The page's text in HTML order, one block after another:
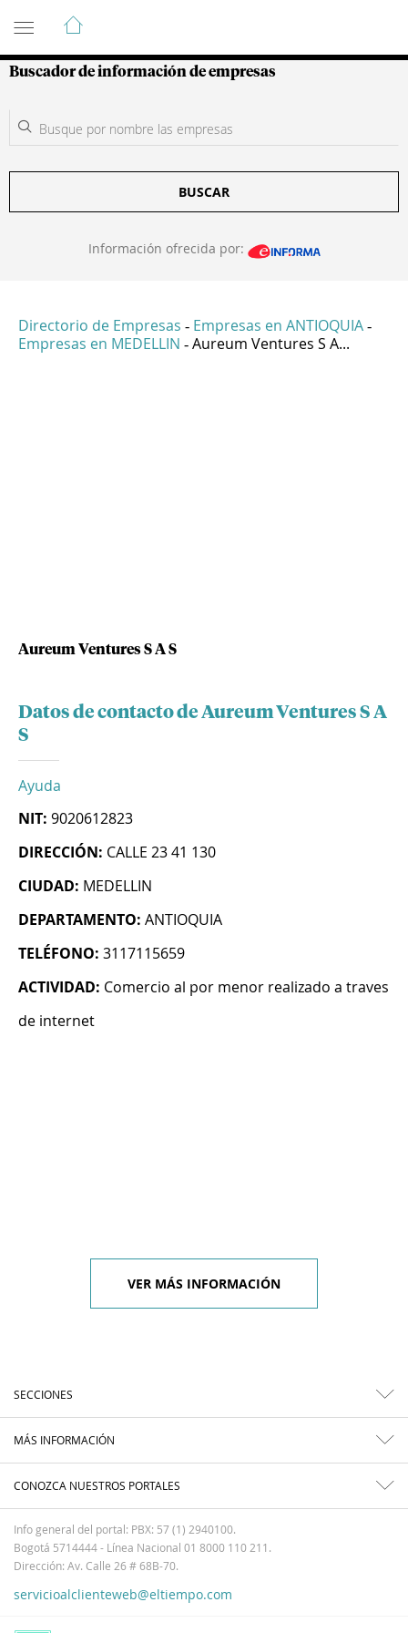
Guía de Empresas Colombianas
Buscador de información de empresas
BUSCAR
Información ofrecida por:
Directorio de Empresas - Empresas en ANTIOQUIA -
Empresas en MEDELLIN - Aureum Ventures S A...
Aureum Ventures S A S
Datos de contacto de Aureum Ventures S A
S
Ayuda
NIT: 9020612823
DIRECCIÓN: CALLE 23 41 130
CIUDAD: MEDELLIN
DEPARTAMENTO: ANTIOQUIA
TELÉFONO: 3117115659
ACTIVIDAD: Comercio al por menor realizado a traves
de internet
VER MÁS INFORMACIÓN
SECCIONES
MÁS INFORMACIÓN
CONOZCA NUESTROS PORTALES
Info general del portal: PBX: 57 (1) 2940100.
Bogotá 5714444 - Línea Nacional 01 8000 110 211.
Dirección: Av. Calle 26 # 68B-70.
servicioalclienteweb@eltiempo.com